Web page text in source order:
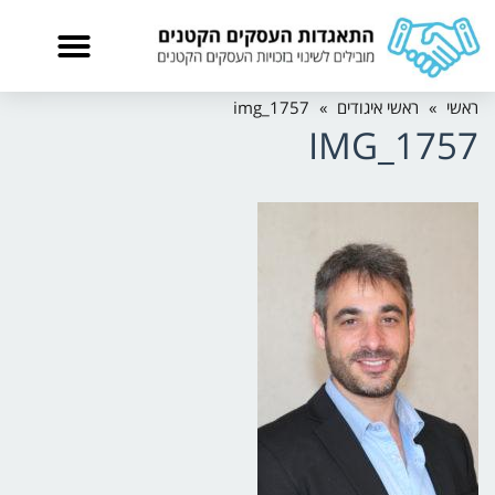
ראשי » ראשי איגודים »
img_1757
IMG_1757